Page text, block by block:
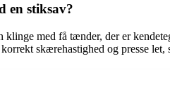
en stiksav?
klinge med få tænder, der er
skærehastighed og presse